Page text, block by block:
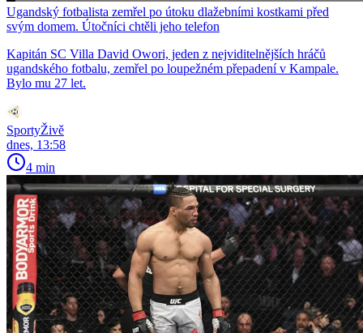
Ugandský fotbalista zemřel po útoku dlažebními kostkami před
svým domem. Útočníci chtěli jeho telefon
Kapitán SC Villa David Owori, jeden z nejviditelnějších hráčů
ugandského fotbalu, zemřel po loupežném přepadení v Kampale.
Bylo mu 27 let.
SportyŽivě
dnes, 13:58
4 min